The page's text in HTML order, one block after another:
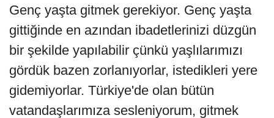
Genç yaşta gitmek gerekiyor. Genç yaşta
gittiğinde en azından ibadetlerinizi düzgün
bir şekilde yapılabilir çünkü yaşlılarımızı
gördük bazen zorlanıyorlar, istedikleri yere
gidemiyorlar. Türkiye'de olan bütün
vatandaşlarımıza sesleniyorum, gitmek